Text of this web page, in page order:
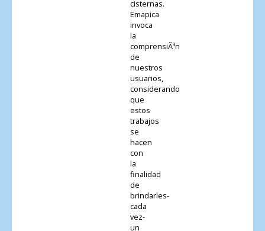
cisternas.
Emapica
invoca
la
comprensiÃ³n
de
nuestros
usuarios,
considerando
que
estos
trabajos
se
hacen
con
la
finalidad
de
brindarles-
cada
vez-
un